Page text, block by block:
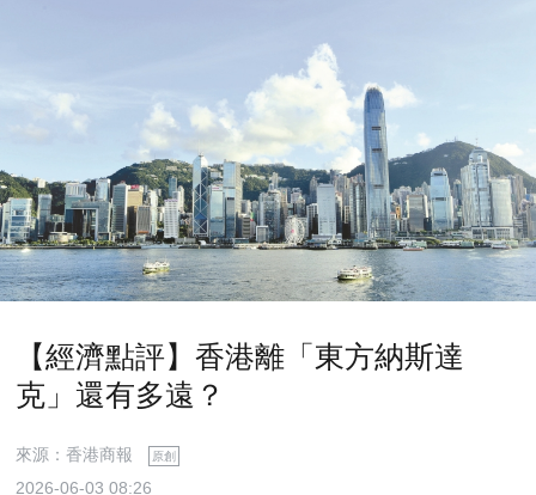
【經濟點評】香港離「東方納斯達
克」還有多遠？
來源：香港商報 原創
2026-06-03 08:26